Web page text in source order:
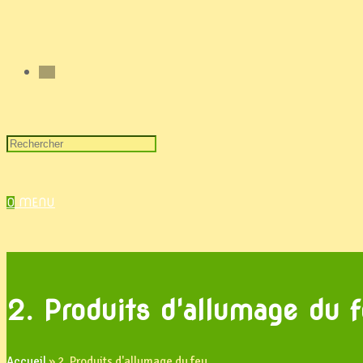
0 MENU
2. Produits d'allumage du